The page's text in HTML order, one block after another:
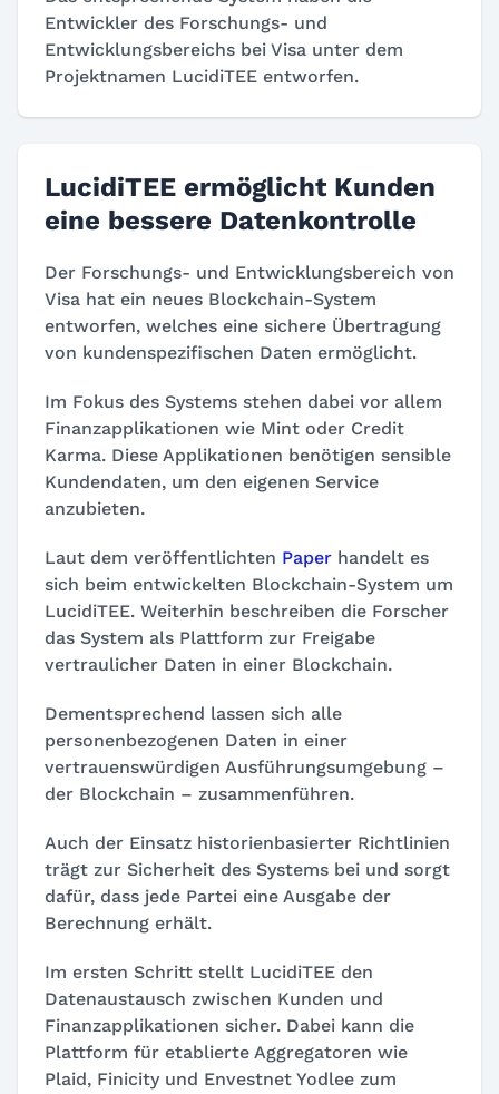
Entwickler des Forschungs- und
Entwicklungsbereichs bei Visa unter dem
Projektnamen LucidiTEE entworfen.
LucidiTEE ermöglicht Kunden
eine bessere Datenkontrolle
Der Forschungs- und Entwicklungsbereich von
Visa hat ein neues Blockchain-System
entworfen, welches eine sichere Übertragung
von kundenspezifischen Daten ermöglicht.
Im Fokus des Systems stehen dabei vor allem
Finanzapplikationen wie Mint oder Credit
Karma. Diese Applikationen benötigen sensible
Kundendaten, um den eigenen Service
anzubieten.
Laut dem veröffentlichten Paper handelt es
sich beim entwickelten Blockchain-System um
LucidiTEE. Weiterhin beschreiben die Forscher
das System als Plattform zur Freigabe
vertraulicher Daten in einer Blockchain.
Dementsprechend lassen sich alle
personenbezogenen Daten in einer
vertrauenswürdigen Ausführungsumgebung –
der Blockchain – zusammenführen.
Auch der Einsatz historienbasierter Richtlinien
trägt zur Sicherheit des Systems bei und sorgt
dafür, dass jede Partei eine Ausgabe der
Berechnung erhält.
Im ersten Schritt stellt LucidiTEE den
Datenaustausch zwischen Kunden und
Finanzapplikationen sicher. Dabei kann die
Plattform für etablierte Aggregatoren wie
Plaid, Finicity und Envestnet Yodlee zum